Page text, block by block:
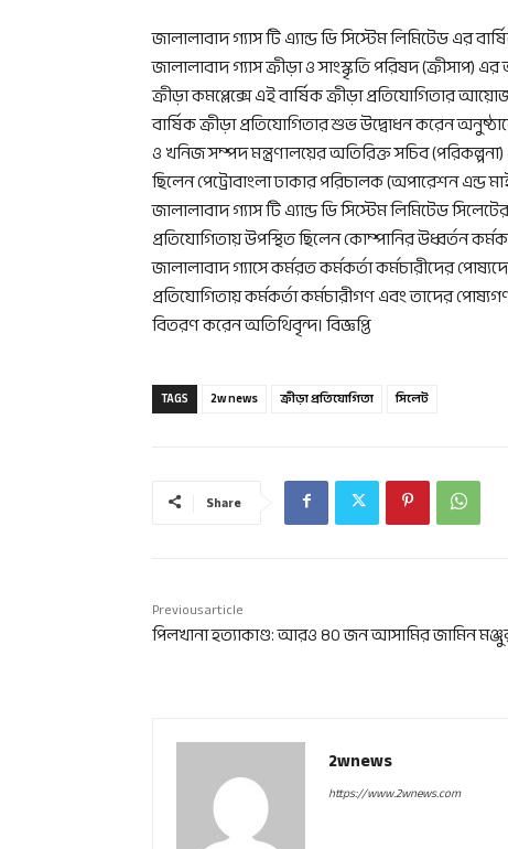
জালালাবাদ গ্যাস টি এ্যান্ড ডি সিস্টেম লিমিটেড এর
জালালাবাদ গ্যাস ক্রীড়া ও সাংস্কৃতি পরিষদ
ক্রীড়া কমপ্লেক্সে এই বার্ষিক ক্রীড়া প্রতিযোগিতার
বার্ষিক ক্রীড়া প্রতিযোগিতার শুভ উদ্বোধন করেন
ও খনিজ সম্পদ মন্ত্রণালয়ের অতিরিক্ত সচিব
ছিলেন পেট্রোবাংলা ঢাকার পরিচালক (অপারেশন এন্ড
জালালাবাদ গ্যাস টি এ্যান্ড ডি সিস্টেম লিমিটেড
প্রতিযোগিতায় উপস্থিত ছিলেন কোম্পানির উধ্বর্তন
জালালাবাদ গ্যাসে কর্মরত কর্মকর্তা কর্মচারীদের
প্রতিযোগিতায় কর্মকর্তা কর্মচারীগণ এবং তাদের
বিতরণ করেন অতিথিবৃন্দ। বিজ্ঞপ্তি
TAGS 2w news ক্রীড়া প্রতিযোগিতা সিলেট
Share
Previous article
পিলখানা হত্যাকাণ্ড: আরও ৪০ জন আসামির জামিন
2wnews
https://www.2wnews.com